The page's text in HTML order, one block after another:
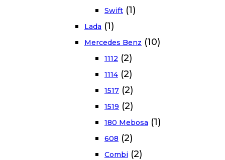
Swift (1)
Lada (1)
Mercedes Benz (10)
1112 (2)
1114 (2)
1517 (2)
1519 (2)
180 Mebosa (1)
608 (2)
Combi (2)